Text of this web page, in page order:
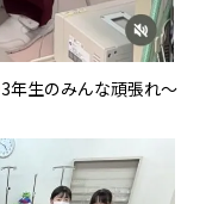
3年生のみんな頑張れ～